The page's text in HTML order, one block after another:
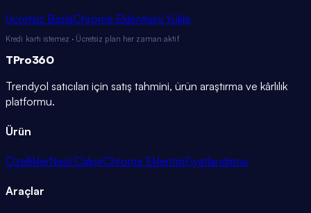
Ücretsiz BaşlaChrome Eklentisini Yükle
Kredi kartı istemez · Ücretsiz plan her zaman aktif
TPro360
Trendyol satıcıları için satış tahmini, ürün araştırma ve kârlılık
platformu.
Ürün
ÖzelliklerNasıl ÇalışırChrome EklentisiFiyatlandırma
Araçlar